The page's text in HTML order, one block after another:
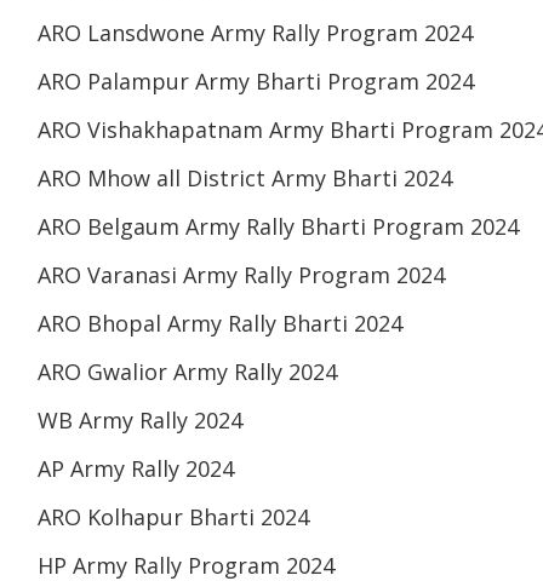
ARO Lansdwone Army Rally Program 2024
ARO Palampur Army Bharti Program 2024
ARO Vishakhapatnam Army Bharti Program
ARO Mhow all District Army Bharti 2024
ARO Belgaum Army Rally Bharti Program 2024
ARO Varanasi Army Rally Program 2024
ARO Bhopal Army Rally Bharti 2024
ARO Gwalior Army Rally 2024
WB Army Rally 2024
AP Army Rally 2024
ARO Kolhapur Bharti 2024
HP Army Rally Program 2024